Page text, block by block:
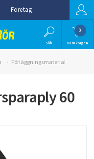
Företag
Sök
0
Varukorgen
Förläggningsmaterial
60